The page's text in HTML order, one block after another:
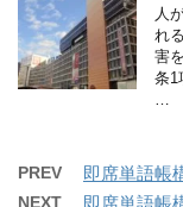
人
れ
害
条1
PREV 即席単語帳
NEXT 即席単語帳